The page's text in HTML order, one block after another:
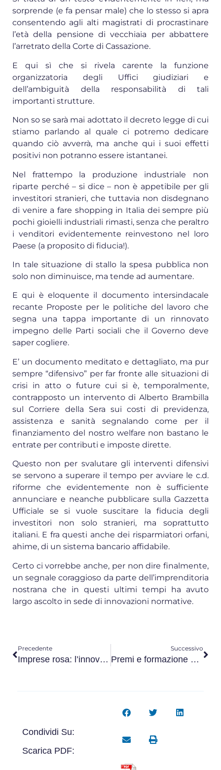
sorprende (e fa pensar male) che lo stesso si apra
consentendo agli alti magistrati di procrastinare
l’età della pensione di vecchiaia per abbattere
l’arretrato della Corte di Cassazione.
E qui sì che si rivela carente la funzione
organizzatoria degli Uffici giudiziari e
dell’ambiguità della responsabilità di tali
importanti strutture.
Non so se sarà mai adottato il decreto legge di cui
stiamo parlando al quale ci potremo dedicare
quando ciò avverrà, ma anche qui i suoi effetti
positivi non potranno essere istantanei.
Nel frattempo la produzione industriale non
riparte perché – si dice – non è appetibile per gli
investitori stranieri, che tuttavia non disdegnano
di venire a fare shopping in Italia dei sempre più
pochi gioielli industriali rimasti, senza che peraltro
i venditori evidentemente reinvestono nel loro
Paese (a proposito di fiducia!).
In tale situazione di stallo la spesa pubblica non
solo non diminuisce, ma tende ad aumentare.
E qui è eloquente il documento intersindacale
recante Proposte per le politiche del lavoro che
segna una tappa importante di un rinnovato
impegno delle Parti sociali che il Governo deve
saper cogliere.
E’ un documento meditato e dettagliato, ma pur
sempre “difensivo” per far fronte alle situazioni di
crisi in atto o future cui si è, temporalmente,
contrapposto un intervento di Alberto Brambilla
sul Corriere della Sera sui costi di previdenza,
assistenza e sanità segnalando come per il
finanziamento del nostro welfare non bastano le
entrate per contributi e imposte dirette.
Questo non per svalutare gli interventi difensivi
se servono a superare il tempo per avviare le c.d.
riforme che evidentemente non è sufficiente
annunciare e neanche pubblicare sulla Gazzetta
Ufficiale se si vuole suscitare la fiducia degli
investitori non solo stranieri, ma soprattutto
italiani. E fra questi anche dei risparmiatori orfani,
ahime, di un sistema bancario affidabile.
Certo ci vorrebbe anche, per non dire finalmente,
un segnale coraggioso da parte dell’imprenditoria
nostrana che in questi ultimi tempi ha avuto
largo ascolto in sede di innovazioni normative.
Precedente
Imprese rosa: l’innovazione lanciata dalle donne
Successivo
Premi e formazione per meno sprechi alimentari e farmaceutici
Condividi Su:
Scarica PDF: